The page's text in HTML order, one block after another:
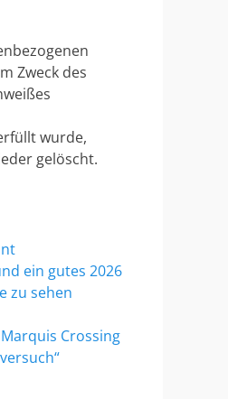
Zweck des
wurde,
gelöscht.
ein gutes 2026
zu sehen
Crossing